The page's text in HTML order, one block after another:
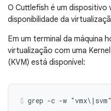
O Cuttlefish é um dispositivo
disponibilidade da
Em um terminal da máquina
virtualização com uma
(KVM) está disponível:
grep -c -w